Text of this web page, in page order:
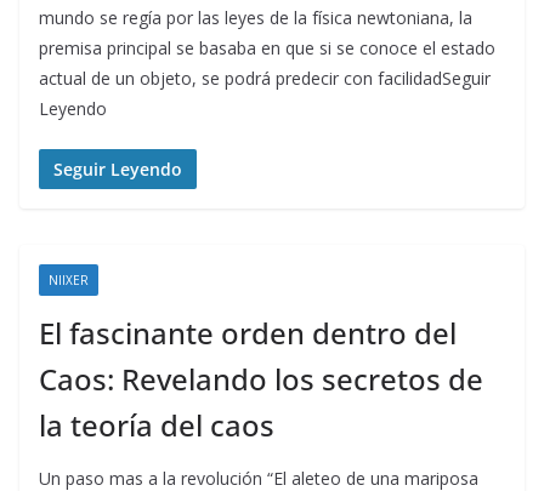
mundo se regía por las leyes de la física newtoniana, la
premisa principal se basaba en que si se conoce el estado
actual de un objeto, se podrá predecir con facilidadSeguir
Leyendo
Seguir Leyendo
NIIXER
El fascinante orden dentro del
Caos: Revelando los secretos de
la teoría del caos
Un paso mas a la revolución “El aleteo de una mariposa